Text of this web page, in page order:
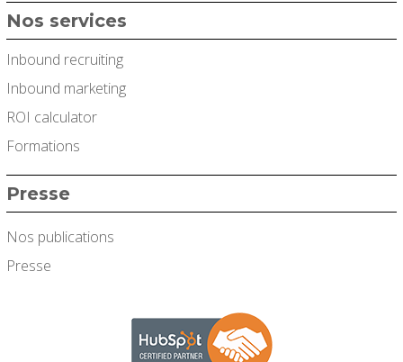
Nos services
Inbound recruiting
Inbound marketing
ROI calculator
Formations
Presse
Nos publications
Presse